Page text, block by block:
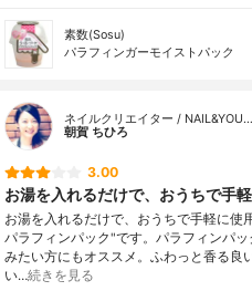
素数(Sosu)
パラフィンガーモイストパック
ネイルクリエイター / NAIL&YOU…
朝賀 ちひろ
3.00
お湯を入れるだけで、おうちで手
お湯を入れるだけで、おうちで手軽に使
パラフィンパック"です。パラフィンパ
みたい方にもオススメ。ふわっと香る良
い…続きを見る